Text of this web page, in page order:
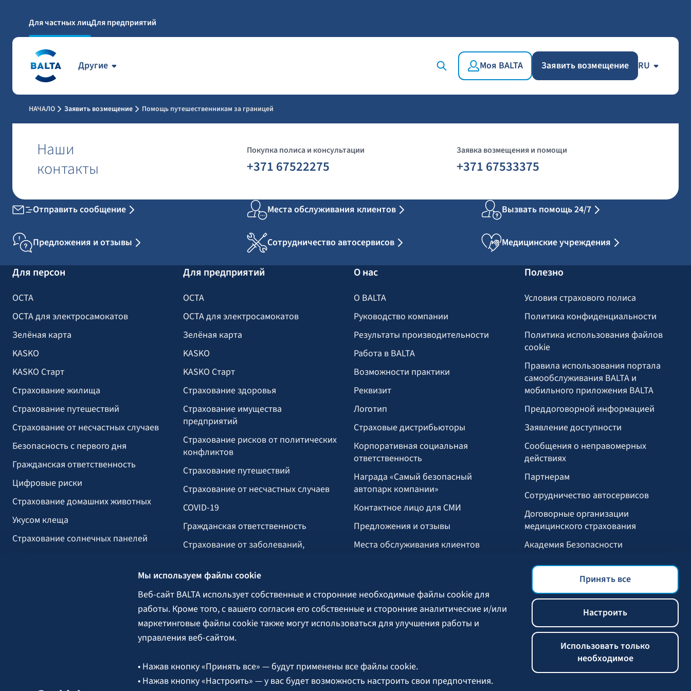
Мы используем файлы cookie
Веб-сайт BALTA использует собственные и сторонние необходимые файлы cookie для
работы. Кроме того, с вашего согласия его собственные и сторонние аналитические и/или
маркетинговые файлы cookie также могут использоваться для улучшения работы и
управления веб-сайтом.
• Нажав кнопку «Принять все» — будут применены все файлы cookie.
• Нажав кнопку «Настроить» — у вас будет возможность настроить свои предпочтения.
Принять все
Настроить
Использовать только
необходимое
Для частных лицДля предприятий
Другие Моя BALTA Заявить возмещение RU
НАЧАЛО Заявить возмещение Помощь путешественникам за границей
Наши
контакты
Покупка полиса и консультации
+371 67522275
Заявка возмещения и помощи
+371 67533375
Отправить сообщение Места обслуживания клиентов Вызвать помощь 24/7
Предложения и отзывы Сотрудничество автосервисов Медицинские учреждения
Для персон
OCTA
OCTA для электросамокатов
Зелёная карта
KASKO
KASKO Старт
Страхование жилища
Страхование путешествий
Страхование от несчастных случаев
Безопасность с первого дня
Гражданская ответственность
Цифровые риски
Страхование домашних животных
Укусом клеща
Страхование солнечных панелей
Для предприятий
OCTA
OCTA для электросамокатов
Зелёная карта
KASKO
KASKO Старт
Страхование здоровья
Страхование имущества
предприятий
Страхование рисков от политических
конфликтов
Страхование путешествий
Страхование от несчастных случаев
COVID-19
Гражданская ответственность
Страхование от заболеваний,
Строительство
Сельское хозяйство
Груз
Гарантии, поручительства
О нас
О BALTA
Руководство компании
Результаты производительности
Работа в BALTA
Возможности практики
Реквизит
Логотип
Страховые дистрибьюторы
Корпоративная социальная
ответственность
Награда «Самый безопасный
автопарк компании»
Контактное лицо для СМИ
Предложения и отзывы
Места обслуживания клиентов
Полезно
Условия страхового полиса
Политика конфиденциальности
Политика использования файлов
cookie
Правила использования портала
самообслуживания BALTA и
мобильного приложения BALTA
Преддоговорной информацией
Заявление доступности
Сообщения о неправомерных
действиях
Партнерам
Сотрудничество автосервисов
Договорные организации
медицинского страхования
Академия Безопасности
Мобильное приложение БАЛТА
Выгоды для клиентов